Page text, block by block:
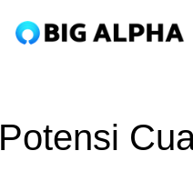
Potensi